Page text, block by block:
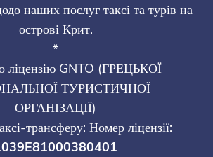
наших послуг таксі та турів на
острові Крит.
*
ліцензію GNTO (ГРЕЦЬКОЇ
ТУРИСТИЧНОЇ
ОРГАНІЗАЦІЇ)
трансферу: Номер ліцензії: